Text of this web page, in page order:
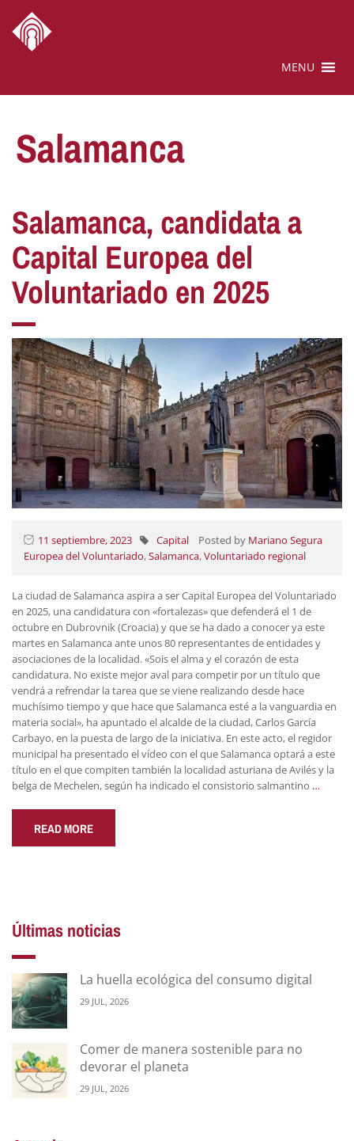
MENU
Salamanca
Salamanca, candidata a
Capital Europea del
Voluntariado en 2025
11 septiembre, 2023 Posted by Mariano Segura
Capital
Europea del Voluntariado,Salamanca,Voluntariado regional
La ciudad de Salamanca aspira a ser Capital Europea del Voluntariado
en 2025, una candidatura con «fortalezas» que defenderá el 1 de
octubre en Dubrovnik (Croacia) y que se ha dado a conocer ya este
martes en Salamanca ante unos 80 representantes de entidades y
asociaciones de la localidad. «Sois el alma y el corazón de esta
candidatura. No existe mejor aval para competir por un título que
vendrá a refrendar la tarea que se viene realizando desde hace
muchísimo tiempo y que hace que Salamanca esté a la vanguardia en
materia social», ha apuntado el alcalde de la ciudad, Carlos García
Carbayo, en la puesta de largo de la iniciativa. En este acto, el regidor
municipal ha presentado el vídeo con el que Salamanca optará a este
título en el que compiten también la localidad asturiana de Avilés y la
belga de Mechelen, según ha indicado el consistorio salmantino …
READ MORE
Últimas noticias
La huella ecológica del consumo digital
29 JUL, 2026
Comer de manera sostenible para no
devorar el planeta
29 JUL, 2026